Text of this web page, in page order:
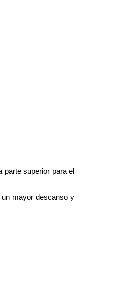
parte superior para el
un mayor descanso y